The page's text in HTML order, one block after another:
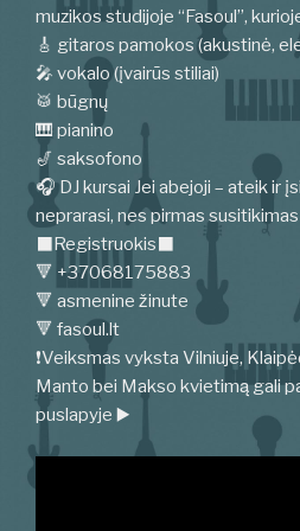
muzikos studijoje “Fasoul”,
🎸 gitaros pamokos (akustinė,
🎤 vokalo (įvairūs stiliai)
🥁 būgnų
🎹 pianino
🎷 saksofono
🎧 DJ kursai Jei abejoji – ateik ir
neprarasi, nes pirmas
⬛️Registruokis⬛️
🔻 +37068175883
🔻 asmenine žinute
🔻 fasoul.lt
❗️Veiksmas vyksta Vilniuje,
Manto bei Makso kvietimą gali
puslapyje ▶️